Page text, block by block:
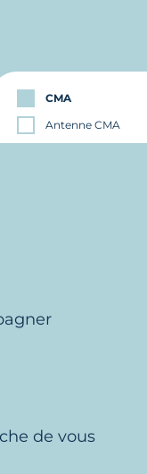
CMA
Antenne CMA
de vous